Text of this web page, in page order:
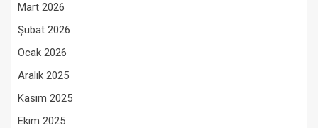
Mart 2026
Şubat 2026
Ocak 2026
Aralık 2025
Kasım 2025
Ekim 2025